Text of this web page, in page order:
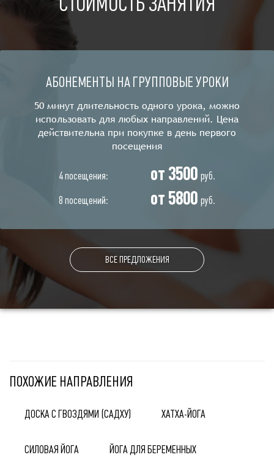
дыханием и практика кумбхак - задержек дыхания
Цель практики: "Не навреди!"
патологиями в позвоночнике, не усугубил свое
состояние, а наоборот улучшил его, а здоровый
укрепил.
АБОНЕМЕНТЫ НА ГРУППОВЫЕ УРОКИ
50 минут длительность одного урока, можно
использовать для любых направлений. Цена
действительна при покупке в день первого
посещения
4 посещения: от 3500 руб.
8 посещений:
от 5800 руб.
ВСЕ ПРЕДЛОЖЕНИЯ
ПОХОЖИЕ НАПРАВЛЕНИЯ
ДОСКА С ГВОЗДЯМИ (САДХУ) ХАТХА-ЙОГА
СИЛОВАЯ ЙОГА ЙОГА ДЛЯ БЕРЕМЕННЫХ